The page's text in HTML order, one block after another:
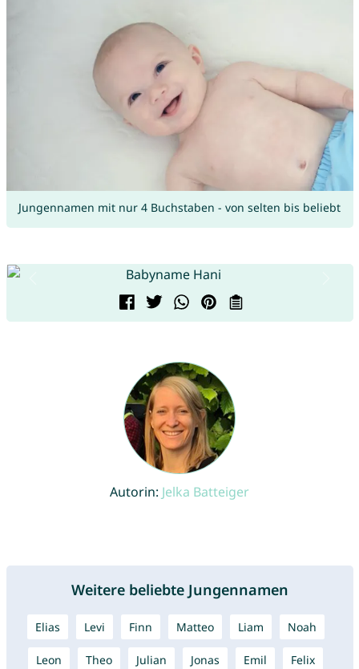
Jungennamen mit nur 4 Buchstaben - von selten bis beliebt
Autorin: Jelka Batteiger
Weitere beliebte Jungennamen
Elias Levi Finn Matteo Liam Noah
Leon Theo Julian Jonas Emil Felix